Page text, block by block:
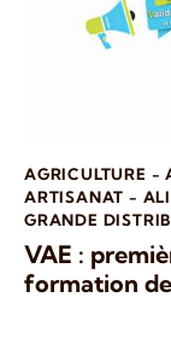
AGRICULTURE -
ARTISANAT -
GRANDE
VAE :
formation